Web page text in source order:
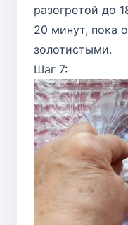
разогретой до
20 минут, пока
золотистыми.
Шаг 7: